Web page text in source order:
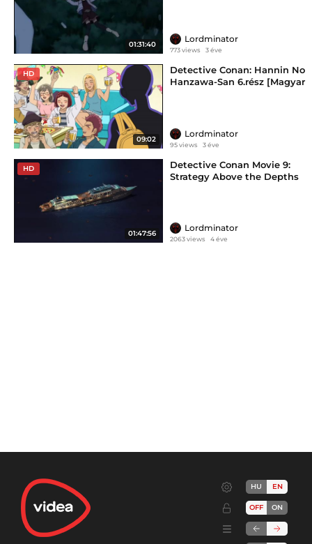
01:31:40
Lordminator
773 views 3 éve
HD
09:02
Detective Conan: Hannin No
Hanzawa-San 6.rész [Magyar
Lordminator
95 views 3 éve
HD
01:47:56
Detective Conan Movie 9:
Strategy Above the Depths
Lordminator
2063 views 4 éve
HU EN
OFF ON